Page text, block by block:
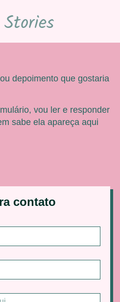
contato
depoimento que gostaria
vou ler e responder
sabe ela apareça aqui